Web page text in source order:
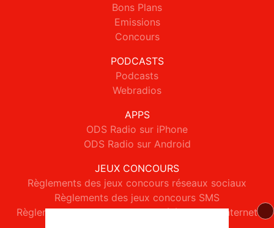
Bons Plans
Emissions
Concours
PODCASTS
Podcasts
Webradios
APPS
ODS Radio sur iPhone
ODS Radio sur Android
JEUX CONCOURS
Règlements des jeux concours réseaux sociaux
Règlements des jeux concours SMS
Règlements des jeux concours téléphone et internet